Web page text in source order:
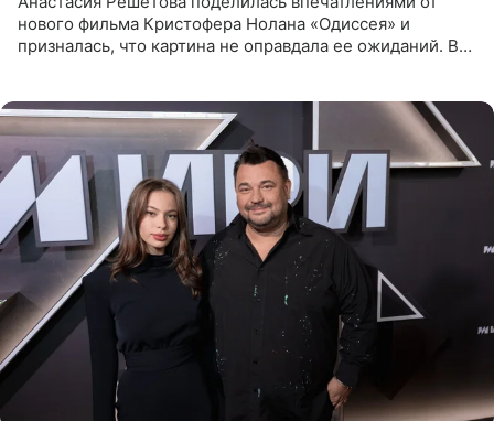
нового фильма Кристофера Нолана «Одиссея» и
призналась, что картина не оправдала ее ожиданий. В